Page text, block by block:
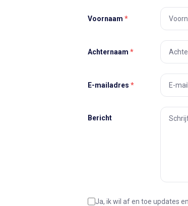
Voornaam *
Achternaam *
E-mailadres *
Bericht
Ja, ik wil af en toe updates